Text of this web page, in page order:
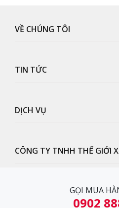
VỀ CHÚNG TÔI
TIN TỨC
DỊCH VỤ
CÔNG TY TNHH THẾ GIỚI
GỌI MUA
0902